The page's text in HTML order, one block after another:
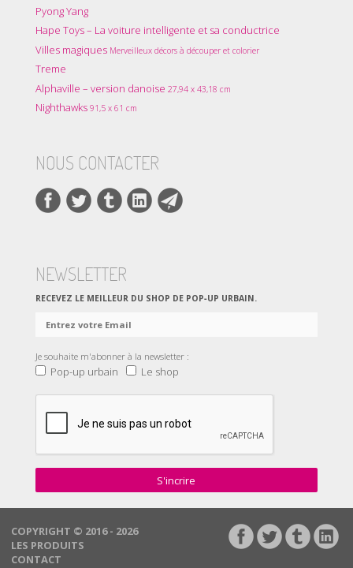
Pyong Yang
Hape Toys – La voiture intelligente et sa conductrice
Villes magiques Merveilleux décors à découper et colorier
Treme
Alphaville – version danoise 27,94 x 43,18 cm
Nighthawks 91,5 x 61 cm
NOUS CONTACTER
NEWSLETTER
RECEVEZ LE MEILLEUR DU SHOP DE POP‑UP URBAIN.
Je souhaite m'abonner à la newsletter :
Pop-up urbain Le shop
S'incrire
COPYRIGHT © 2016 - 2026
LES PRODUITS
CONTACT